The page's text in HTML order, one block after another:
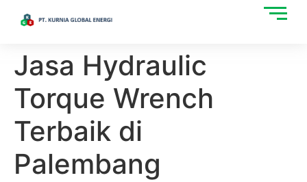
Jasa Hydraulic
Torque Wrench
Terbaik di
Palembang